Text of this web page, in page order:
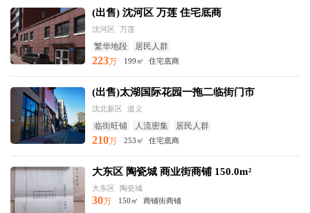
(出售) 沈河区 万莲 住宅底商
沈河区 万莲
繁华地段 居民人群
223万 199㎡ 住宅底商
(出售)太湖国际花园一拖二临街门市
沈北新区 道义
临街旺铺 人流密集 居民人群
210万 253㎡ 住宅底商
大东区 陶瓷城 商业街商铺 150.0m²
大东区 陶瓷城
30万 150㎡ 商铺街商铺